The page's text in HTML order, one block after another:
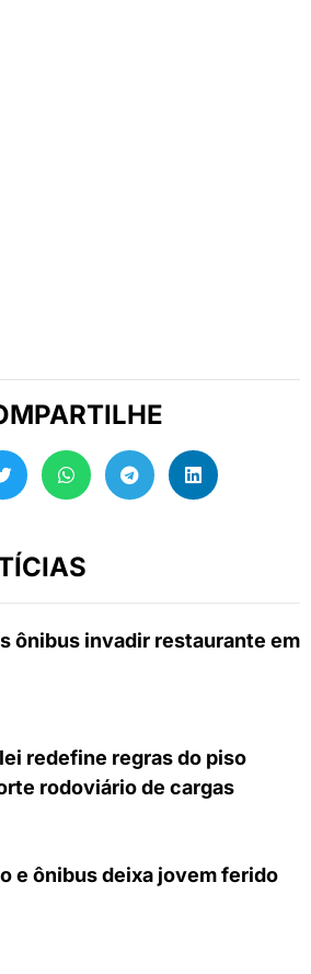
ônibus invadir restaurante em
redefine regras do piso
rodoviário de cargas
e ônibus deixa jovem ferido